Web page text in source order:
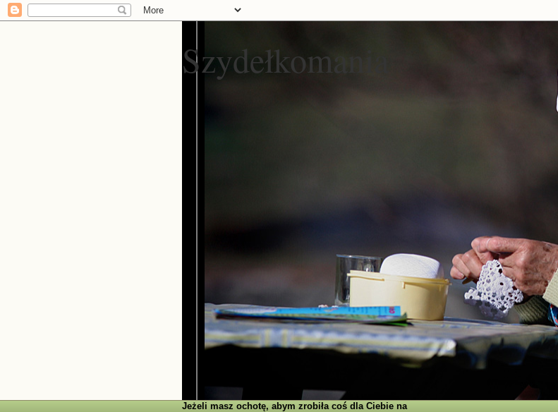
Szydełkomania
Jeżeli masz ochotę, abym zrobiła coś dla Ciebie na